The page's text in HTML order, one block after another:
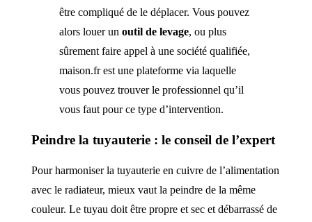
être compliqué de le déplacer. Vous pouvez
alors louer un outil de levage, ou plus
sûrement faire appel à une société qualifiée,
maison.fr est une plateforme via laquelle
vous pouvez trouver le professionnel qu’il
vous faut pour ce type d’intervention.
Peindre la tuyauterie : le conseil de l’expert
Pour harmoniser la tuyauterie en cuivre de l’alimentation
avec le radiateur, mieux vaut la peindre de la même
couleur. Le tuyau doit être propre et sec et débarrassé de